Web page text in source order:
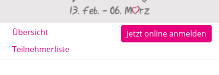
Übersicht
Teilnehmerliste
Jetzt online anmelden